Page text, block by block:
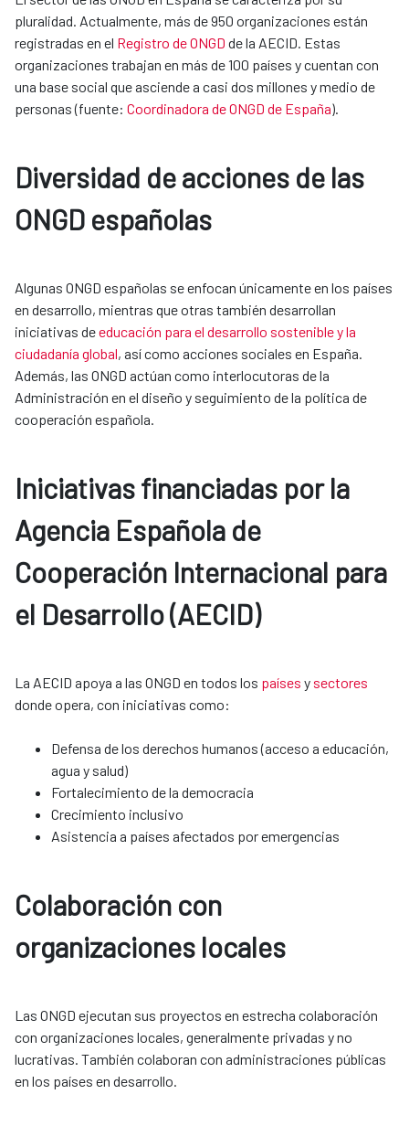
pluralidad. Actualmente, más de 950 organizaciones están
registradas en el Registro de ONGD de la AECID. Estas
organizaciones trabajan en más de 100 países y cuentan con
una base social que asciende a casi dos millones y medio de
personas (fuente: Coordinadora de ONGD de España).
Diversidad de acciones de las
ONGD españolas
Algunas ONGD españolas se enfocan únicamente en los países
en desarrollo, mientras que otras también desarrollan
iniciativas deeducación para el desarrollo sostenible y la
ciudadanía global, así como acciones sociales en España.
Además, las ONGD actúan como interlocutoras de la
Administración en el diseño y seguimiento de la política de
cooperación española.
Iniciativas financiadas por la
Agencia Española de
Cooperación Internacional para
el Desarrollo (AECID)
La AECID apoya a las ONGD en todos los países y sectores
donde opera, con iniciativas como:
Defensa de los derechos humanos (acceso a educación,
agua y salud)
Fortalecimiento de la democracia
Crecimiento inclusivo
Asistencia a países afectados por emergencias
Colaboración con
organizaciones locales​​​​​​​
Las ONGD ejecutan sus proyectos en estrecha colaboración
con organizaciones locales, generalmente privadas y no
lucrativas. También colaboran con administraciones públicas
en los países en desarrollo.